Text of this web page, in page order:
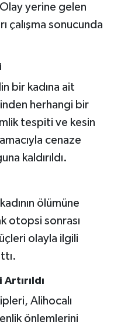
yerine gelen
çalışma sonucunda
bir kadına ait
herhangi bir
tespiti ve kesin
cenaze
kaldırıldı.
ölümüne
otopsi sonrası
olayla ilgili
Alihocalı
önlemlerini